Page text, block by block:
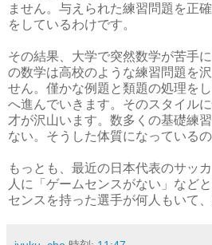
ません。与えられた練習問題を正
をしているわけです。
その結果、大学で突然数学が苦手
の数学は高校のような練習問題を
せん。僅かな例題と類題の処理を
へ進んでいきます。そのスタイル
才が沢山います。数多くの基礎練
ない。そうした体質になっている
もっとも、最近の日本代表のサッ
人に「ゲームセンスがない」など
センスを持った選手が何人もいて